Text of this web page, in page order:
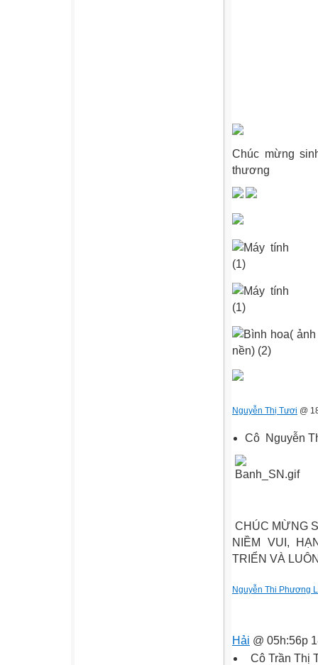
Chúc mừng
thương
Nguyễn Thị Tươi @
Cô Nguyễn
CHÚC MỪNG
NIỀM VUI,
TRIỂN VÀ
Nguyễn Thi Phương
Hải @ 05h:56p
Cô Trần Thị